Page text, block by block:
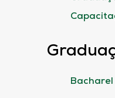
Bacharel